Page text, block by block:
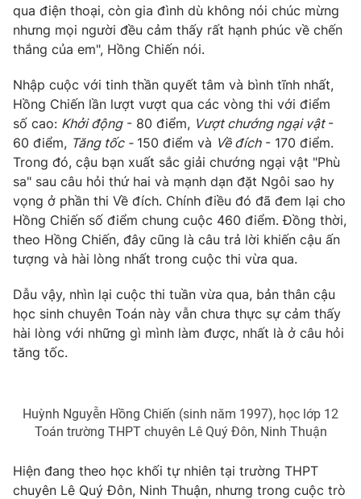
Thị trường
Tư vấn
Lịch phát sóng
Emagazine Podcast
Photo Infographic
Video Shorts video
VTV Money VTV Thể thao
VTV Sức khoẻ Bất động sản
Thị trường 24h Tấm lòng Việt
VTV9 VTV8
Liên hệ tòa soạn English
qua điện thoại, còn gia đình dù không nói chúc mừng
nhưng mọi người đều cảm thấy rất hạnh phúc về chến
thắng của em", Hồng Chiến nói.
Nhập cuộc với tinh thần quyết tâm và bình tĩnh nhất,
Hồng Chiến lần lượt vượt qua các vòng thi với điểm
số cao: Khởi động- 80 điểm, Vượt chướng ngại vật -
60 điểm, Tăng tốc -150 điểm và Về đích- 170 điểm.
Trong đó, cậu bạn xuất sắc giải chướng ngại vật "Phù
sa" sau câu hỏi thứ hai và mạnh dạn đặt Ngôi sao hy
vọng ở phần thi Về đích. Chính điều đó đã đem lại cho
Hồng Chiến số điểm chung cuộc 460 điểm. Đồng thời,
theo Hồng Chiến, đây cũng là câu trả lời khiến cậu ấn
tượng và hài lòng nhất trong cuộc thi vừa qua.
Dẫu vậy, nhìn lại cuộc thi tuần vừa qua, bản thân cậu
học sinh chuyên Toán này vẫn chưa thực sự cảm thấy
hài lòng với những gì mình làm được, nhất là ở câu hỏi
tăng tốc.
Huỳnh Nguyễn Hồng Chiến (sinh năm 1997), học lớp 12
Toán trường THPT chuyên Lê Quý Đôn, Ninh Thuận
Hiện đang theo học khối tự nhiên tại trường THPT
chuyên Lê Quý Đôn, Ninh Thuận, nhưng trong cuộc trò